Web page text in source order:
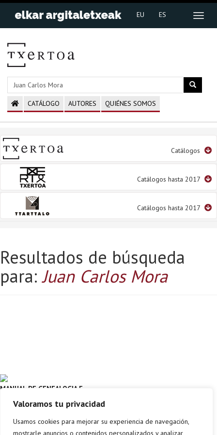
Valoramos tu privacidad
Usamos cookies para mejorar su experiencia de navegación,
mostrarle anuncios o contenidos personalizados y analizar
EU ES
CATÁLOGO AUTORES QUIÉNES SOMOS
Catálogos
Catálogos hasta 2017
Catálogos hasta 2017
Resultados de búsqueda
para:Juan Carlos Mora
MANUAL DE GENEALOGIA E
EUSKAL HERRIA
JUAN CARLOS MORA
Aterpea